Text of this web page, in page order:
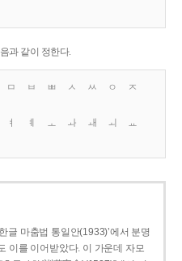
과 같이 정한다.
ㅁ ㅂ ㅃ ㅅ ㅆ ㅇ
ㅈ
ㅕ ㅖ ㅗ ㅘ ㅙ ㅚ
ㅛ
글 마춤법 통일안(1933)’에서 분명
이를 이어받았다. 이 가운데 자모